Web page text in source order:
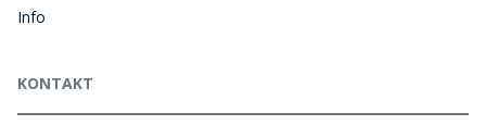
Info
KONTAKT